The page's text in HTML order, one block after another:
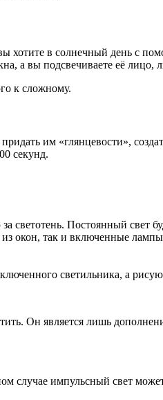
хотите в солнечный день с
а вы подсвечиваете её
к сложному.
им «глянцевости»,
секунд.
Постоянный свет
из окон, так и включенные
светильника, а
Он является лишь
импульсный свет